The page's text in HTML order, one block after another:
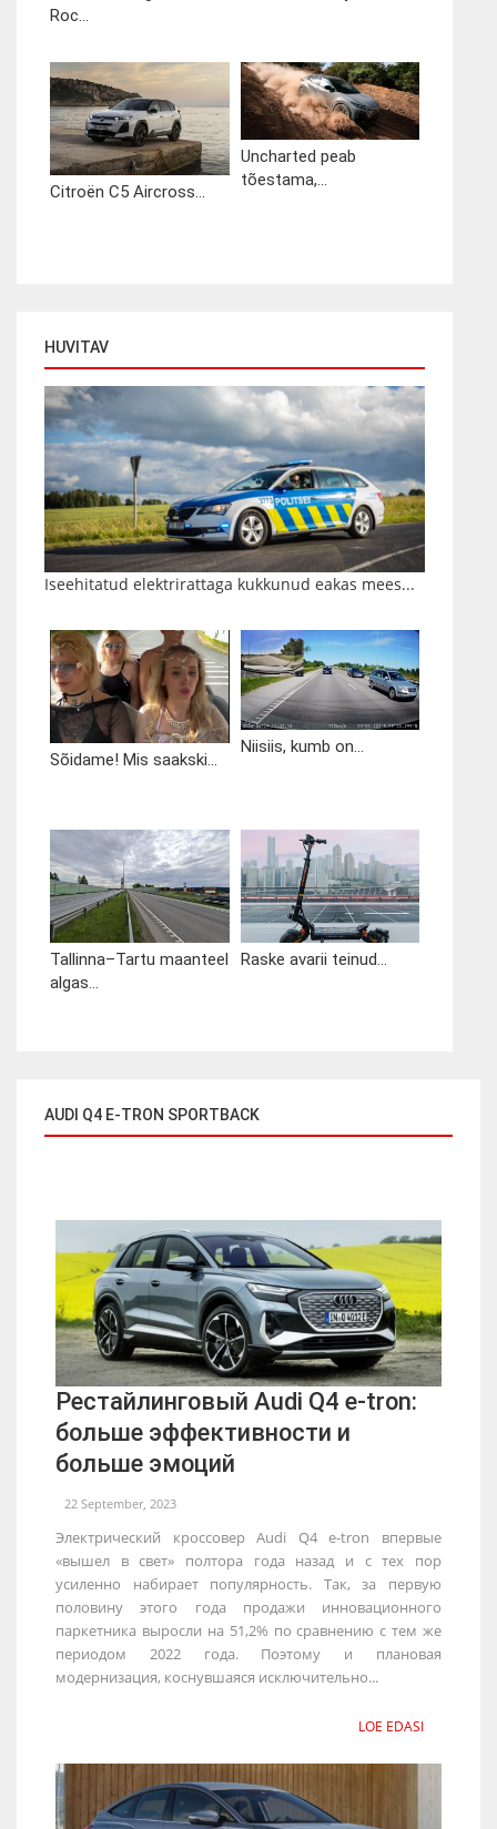
Roc...
Citroën C5 Aircross...
Uncharted peab
tõestama,...
HUVITAV
Iseehitatud elektrirattaga kukkunud eakas mees...
Sõidame! Mis saakski...
Niisiis, kumb on...
Tallinna–Tartu maanteel
algas...
Raske avarii teinud...
AUDI Q4 E-TRON SPORTBACK
Рестайлинговый Audi Q4 e-tron:
больше эффективности и
больше эмоций
22 September, 2023
Электрический кроссовер Audi Q4 e-tron впервые
«вышел в свет» полтора года назад и с тех пор
усиленно набирает популярность. Так, за первую
половину этого года продажи инновационного
паркетника выросли на 51,2% по сравнению с тем же
периодом 2022 года. Поэтому и плановая
модернизация, коснувшаяся исключительно...
LOE EDASI